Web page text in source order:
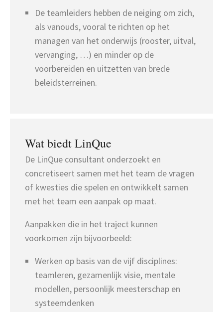
De teamleiders hebben de neiging om zich,
als vanouds, vooral te richten op het
managen van het onderwijs (rooster, uitval,
vervanging, …) en minder op de
voorbereiden en uitzetten van brede
beleidsterreinen.
Wat biedt LinQue
De LinQue consultant onderzoekt en
concretiseert samen met het team de vragen
of kwesties die spelen en ontwikkelt samen
met het team een aanpak op maat.
Aanpakken die in het traject kunnen
voorkomen zijn bijvoorbeeld:
Werken op basis van de vijf disciplines:
teamleren, gezamenlijk visie, mentale
modellen, persoonlijk meesterschap en
systeemdenken